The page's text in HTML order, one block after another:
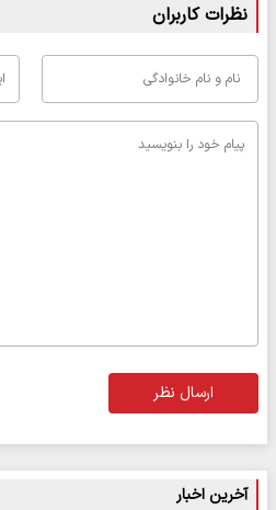
نظرات کاربران
ارسال نظر
آخرین اخبار